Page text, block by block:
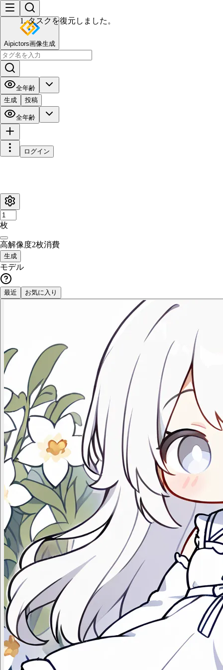
Aipictors画像生成
全年齢
生成
投稿
全年齢
ログイン
枚
高解像度2枚消費
生成
モデル
最近 お気に入り